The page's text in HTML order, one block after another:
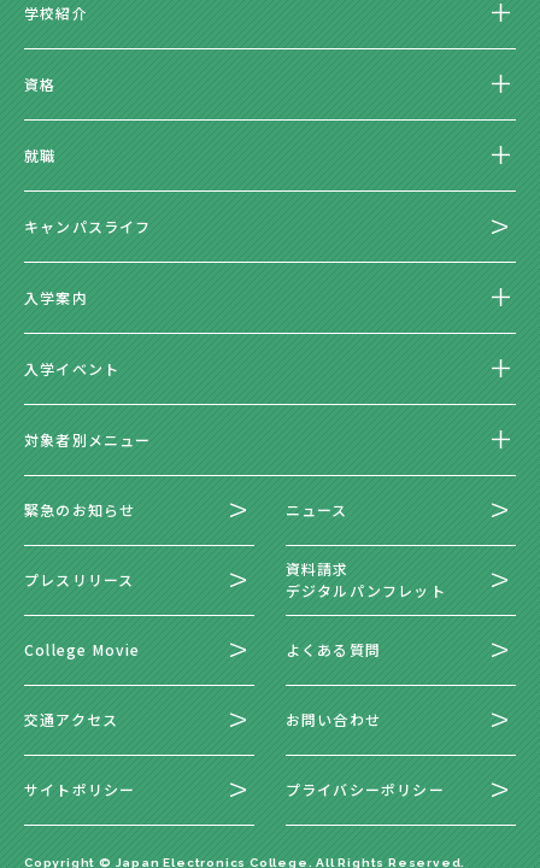
学校紹介
資格
就職
キャンパスライフ
入学案内
入学イベント
対象者別メニュー
緊急のお知らせ ニュース
プレスリリース
資料請求
デジタルパンフレット
College Movie よくある質問
交通アクセス お問い合わせ
サイトポリシー プライバシーポリシー
Copyright © Japan Electronics College. All Rights Reserved.